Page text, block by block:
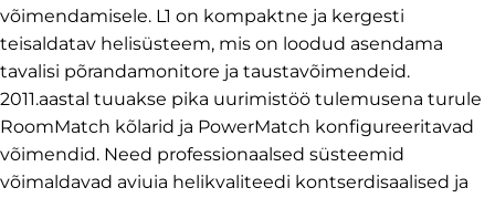
võimendamisele. L1 on kompaktne ja kergesti
teisaldatav helisüsteem, mis on loodud asendama
tavalisi põrandamonitore ja taustavõimendeid.
2011.aastal tuuakse pika uurimistöö tulemusena turule
RoomMatch kõlarid ja PowerMatch konfigureeritavad
võimendid. Need professionaalsed süsteemid
võimaldavad aviuia helikvaliteedi kontserdisaalised ja